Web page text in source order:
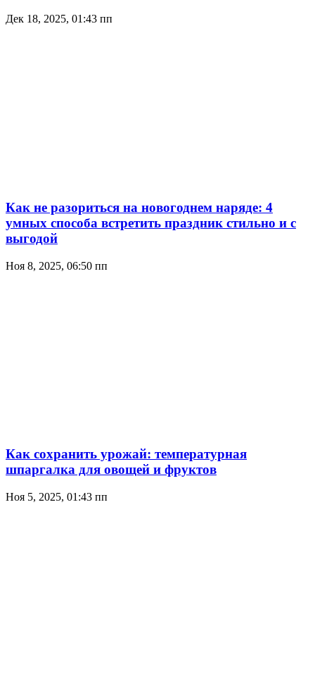
Дек 18, 2025, 01:43 пп
Как не разориться на новогоднем наряде: 4
умных способа встретить праздник стильно и с
выгодой
Ноя 8, 2025, 06:50 пп
Как сохранить урожай: температурная
шпаргалка для овощей и фруктов
Ноя 5, 2025, 01:43 пп